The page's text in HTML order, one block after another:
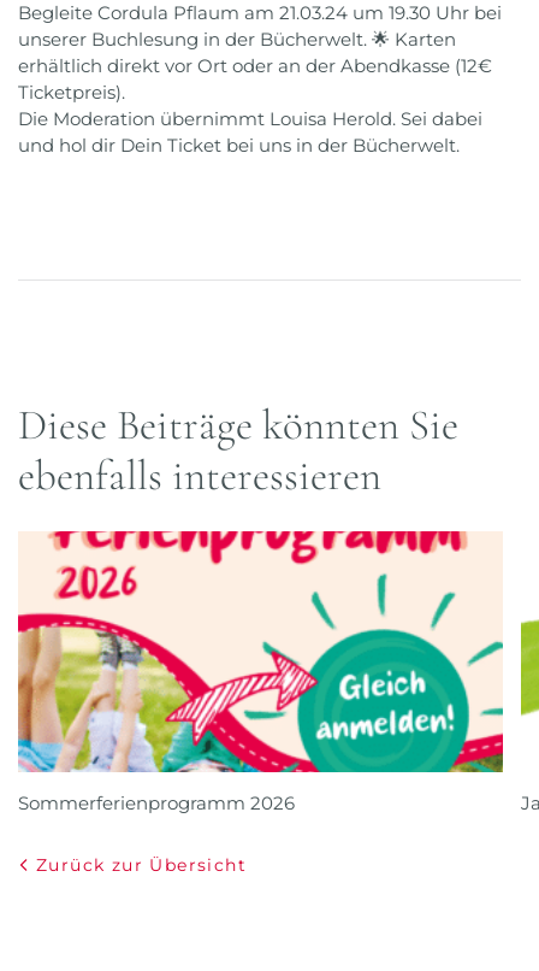
Begleite Cordula Pflaum am 21.03.24 um 19.30 Uhr bei
unserer Buchlesung in der Bücherwelt. 🌟 Karten
erhältlich direkt vor Ort oder an der Abendkasse (12€
Ticketpreis).
Die Moderation übernimmt Louisa Herold. Sei dabei
und hol dir Dein Ticket bei uns in der Bücherwelt.
Diese Beiträge könnten Sie
ebenfalls interessieren
Sommerferienprogramm 2026
Zurück zur Übersicht